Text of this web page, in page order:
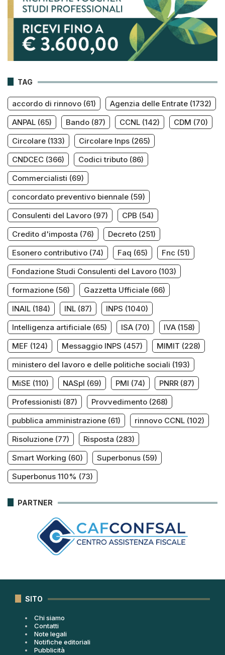
TAG
accordo di rinnovo (61) Agenzia delle Entrate (1732)
ANPAL (65) Bando (87) CCNL (142) CDM (70)
Circolare (133) Circolare Inps (265)
CNDCEC (366) Codici tributo (86)
Commercialisti (69)
concordato preventivo biennale (59)
Consulenti del Lavoro (97) CPB (54)
Credito d'imposta (76) Decreto (251)
Esonero contributivo (74) Faq (65) Fnc (51)
Fondazione Studi Consulenti del Lavoro (103)
formazione (56) Gazzetta Ufficiale (66)
INAIL (184) INL (87) INPS (1040)
Intelligenza artificiale (65) ISA (70) IVA (158)
MEF (124) Messaggio INPS (457) MIMIT (228)
ministero del lavoro e delle politiche sociali (193)
MiSE (110) NASpI (69) PMI (74) PNRR (87)
Professionisti (87) Provvedimento (268)
pubblica amministrazione (61) rinnovo CCNL (102)
Risoluzione (77) Risposta (283)
Smart Working (60) Superbonus (59)
Superbonus 110% (73)
PARTNER
SITO
Chi siamo
Contatti
Note legali
Notifiche editoriali
Pubblicità